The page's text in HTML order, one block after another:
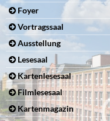
Foyer
Vortragssaal
Ausstellung
Lesesaal
Kartenlesesaal
Filmlesesaal
Kartenmagazin